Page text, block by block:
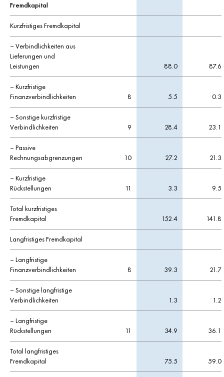
Fremdkapital
Kurzfristiges Fremdkapital
– Verbindlichkeiten aus
Lieferungen und
Leistungen
88.0 87.6
– Kurzfristige
Finanzverbindlichkeiten
8 5.5 0.3
– Sonstige kurzfristige
Verbindlichkeiten
9 28.4 23.1
– Passive
Rechnungsabgrenzungen
10 27.2 21.3
– Kurzfristige
Rückstellungen
11 3.3 9.5
Total kurzfristiges
Fremdkapital
152.4 141.8
Langfristiges Fremdkapital
– Langfristige
Finanzverbindlichkeiten
8 39.3 21.7
– Sonstige langfristige
Verbindlichkeiten
1.3 1.2
– Langfristige
Rückstellungen
11 34.9 36.1
Total langfristiges
Fremdkapital
75.5 59.0